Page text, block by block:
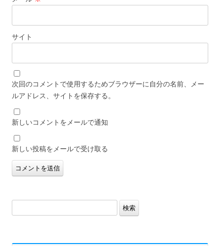
サイト
次回のコメントで使用するためブラウザーに自分の名前、メー
ルアドレス、サイトを保存する。
新しいコメントをメールで通知
新しい投稿をメールで受け取る
索: